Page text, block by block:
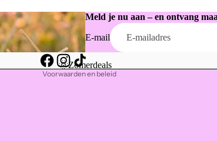
🌞Zomerdeals
Meld je nu aan – en ontvang
E-mail
Voorwaarden en beleid
Wettelijke kennisgeving
Verzendbeleid
Algemene voorwaarden